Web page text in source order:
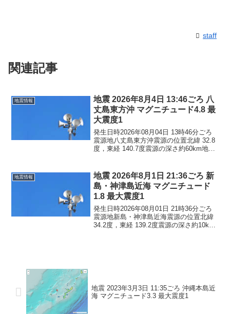
staff
関連記事
地震情報
地震 2026年8月4日 13:46ごろ 八
丈島東方沖 マグニチュード4.8 最
大震度1
発生日時2026年08月04日 13時46分ごろ
震源地八丈島東方沖震源の位置北緯 32.8
度，東経 140.7度震源の深さ約60km地震
せん。震度1東京都八丈町
地震情報
地震 2026年8月1日 21:36ごろ 新
島・神津島近海 マグニチュード
1.8 最大震度1
発生日時2026年08月01日 21時36分ごろ
震源地新島・神津島近海震源の位置北緯
34.2度，東経 139.2度震源の深さ約10km
地震 2023年3月3日 11:35ごろ 沖縄本島近
海 マグニチュード3.3 最大震度1